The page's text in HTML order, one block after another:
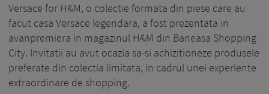
Versace for H&M, o colectie formata din piese care au
facut casa Versace legendara, a fost prezentata in
avanpremiera in magazinul H&M din Baneasa Shopping
City. Invitatii au avut ocazia sa-si achizitioneze produsele
preferate din colectia limitata, in cadrul unei experiente
extraordinare de shopping.